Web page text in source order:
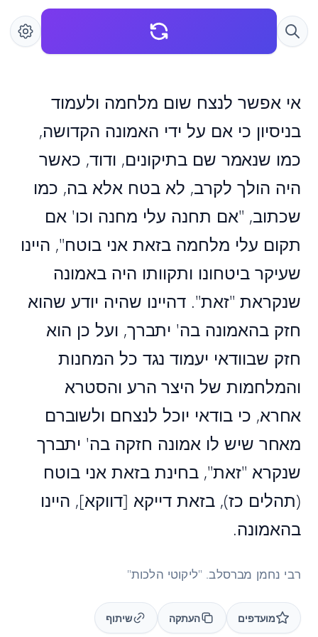
אי אפשר לנצח שום מלחמה ולעמוד
בניסיון כי אם על ידי האמונה הקדושה,
כמו שנאמר שם בתיקונים, ודוד, כאשר
היה הולך לקרב, לא בטח אלא בה, כמו
שכתוב, "אם תחנה עלי מחנה וכו' אם
תקום עלי מלחמה בזאת אני בוטח", היינו
שעיקר ביטחונו ותקוותו היה באמונה
שנקראת "זאת". דהיינו שהיה יודע שהוא
חזק בהאמונה בה' יתברך, ועל כן הוא
חזק שבוודאי יעמוד נגד כל המחנות
והמלחמות של היצר הרע והסטרא
אחרא, כי בודאי יוכל לנצחם ולשוברם
מאחר שיש לו אמונה חזקה בה' יתברך
שנקרא "זאת", בחינת בזאת אני בוטח
(תהלים כז), בזאת דייקא [דווקא], היינו
בהאמונה.
רבי נחמן מברסלב. "ליקוטי הלכות"
מועדפים העתקה שיתוף